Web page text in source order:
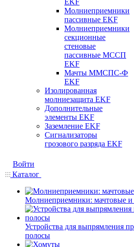
EKF
Молниеприемники
пассивные EKF
Молниеприемники
секционные
стеновые
пассивные МССП
EKF
Мачты ММСПС-Ф
EKF
Изолированная
молниезащита EKF
Дополнительные
элементы EKF
Заземление EKF
Сигнализаторы
грозового разряда EKF
Войти
Каталог
Молниеприемники: мачтовые и
Устройства для выпрямления
полосы